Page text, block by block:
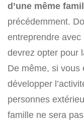
d’une même
précédemment.
entreprendre
devrez opter pour
De même, si vous
développer
personnes
famille ne sera